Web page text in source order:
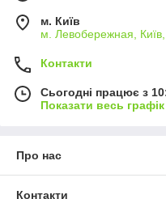
м. Київ
м. Левобережная, Київ,
Контакти
Сьогодні працює з
Показати весь
Про нас
Контакти